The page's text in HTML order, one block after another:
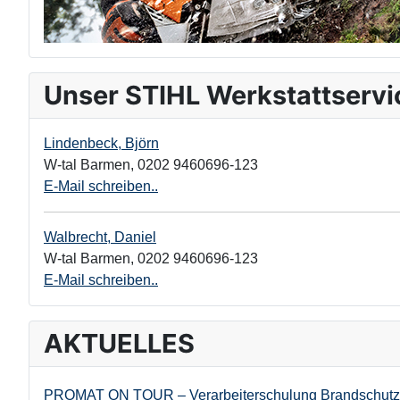
Unser STIHL
Lindenbeck, Björn
W-tal Barmen, 0202 9460696-123
E-Mail schreiben..
Walbrecht, Daniel
W-tal Barmen, 0202 9460696-123
E-Mail schreiben..
AKTUELLES
PROMAT ON TOUR – Verarbeiterschulung Brandschutz